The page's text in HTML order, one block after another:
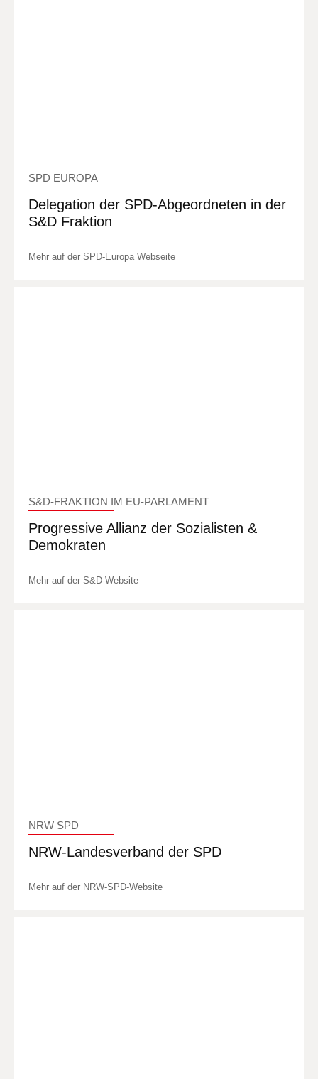
SPD EUROPA
Delegation der SPD-Abgeordneten in der
S&D Fraktion
Mehr auf der SPD-Europa Webseite
S&D-FRAKTION IM EU-PARLAMENT
Progressive Allianz der Sozialisten &
Demokraten
Mehr auf der S&D-Website
NRW SPD
NRW-Landesverband der SPD
Mehr auf der NRW-SPD-Website